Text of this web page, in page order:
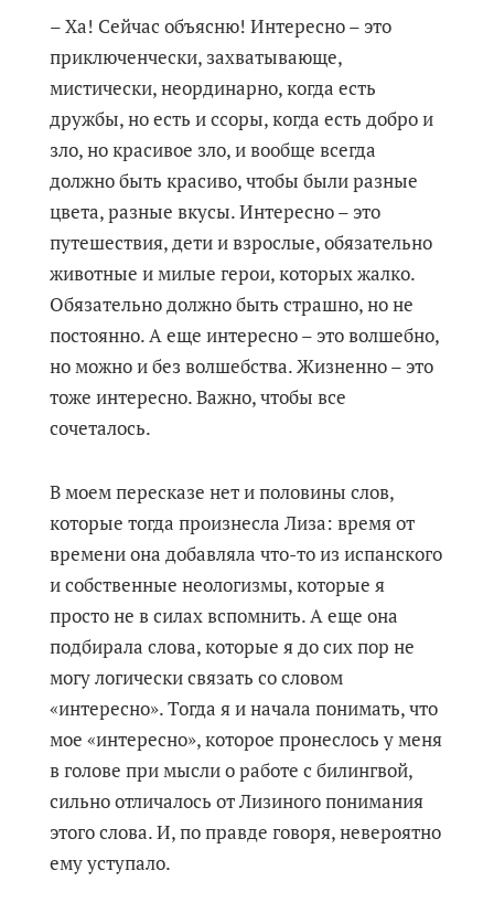
– Ха! Сейчас объясню! Интересно – это
приключенчески, захватывающе,
мистически, неординарно, когда есть
дружбы, но есть и ссоры, когда есть добро и
зло, но красивое зло, и вообще всегда
должно быть красиво, чтобы были разные
цвета, разные вкусы. Интересно – это
путешествия, дети и взрослые, обязательно
животные и милые герои, которых жалко.
Обязательно должно быть страшно, но не
постоянно. А еще интересно – это волшебно,
но можно и без волшебства. Жизненно – это
тоже интересно. Важно, чтобы все
сочеталось.
В моем пересказе нет и половины слов,
которые тогда произнесла Лиза: время от
времени она добавляла что-то из испанского
и собственные неологизмы, которые я
просто не в силах вспомнить. А еще она
подбирала слова, которые я до сих пор не
могу логически связать со словом
«интересно». Тогда я и начала понимать, что
мое «интересно», которое пронеслось у меня
в голове при мысли о работе с билингвой,
сильно отличалось от Лизиного понимания
этого слова. И, по правде говоря, невероятно
ему уступало.